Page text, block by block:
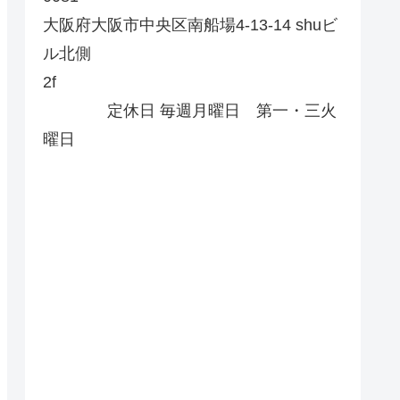
大阪府大阪市中央区南船場4-13-14 shuビ
ル北側
2f
定休日 毎週月曜日 第一・三火
曜日